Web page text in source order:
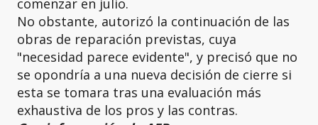
comenzar en julio.
No obstante, autorizó la continuación de las
obras de reparación previstas, cuya
"necesidad parece evidente", y precisó que no
se opondría a una nueva decisión de cierre si
esta se tomara tras una evaluación más
exhaustiva de los pros y las contras.